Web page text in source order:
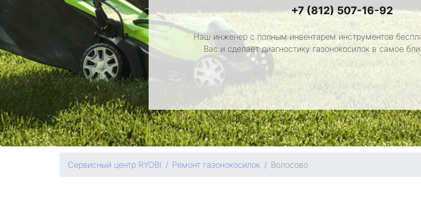
+7 (812) 507-16-92
Наш инженер с полным инвентарем инструментов
Вас и сделает диагностику газонокосилок в самое
Сервисный центр RYOBI Ремонт газонокосилок Волосово